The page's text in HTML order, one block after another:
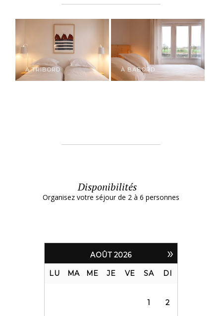
À TRIBORD À BABORD
Disponibilités
Organisez votre séjour de 2 à 6 personnes
»
AOÛT 2026
LU MA ME JE VE SA DI
1 2